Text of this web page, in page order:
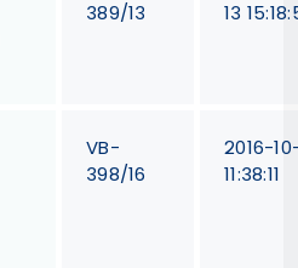
389/13
13
VB-
398/16
2016-
11:38:11